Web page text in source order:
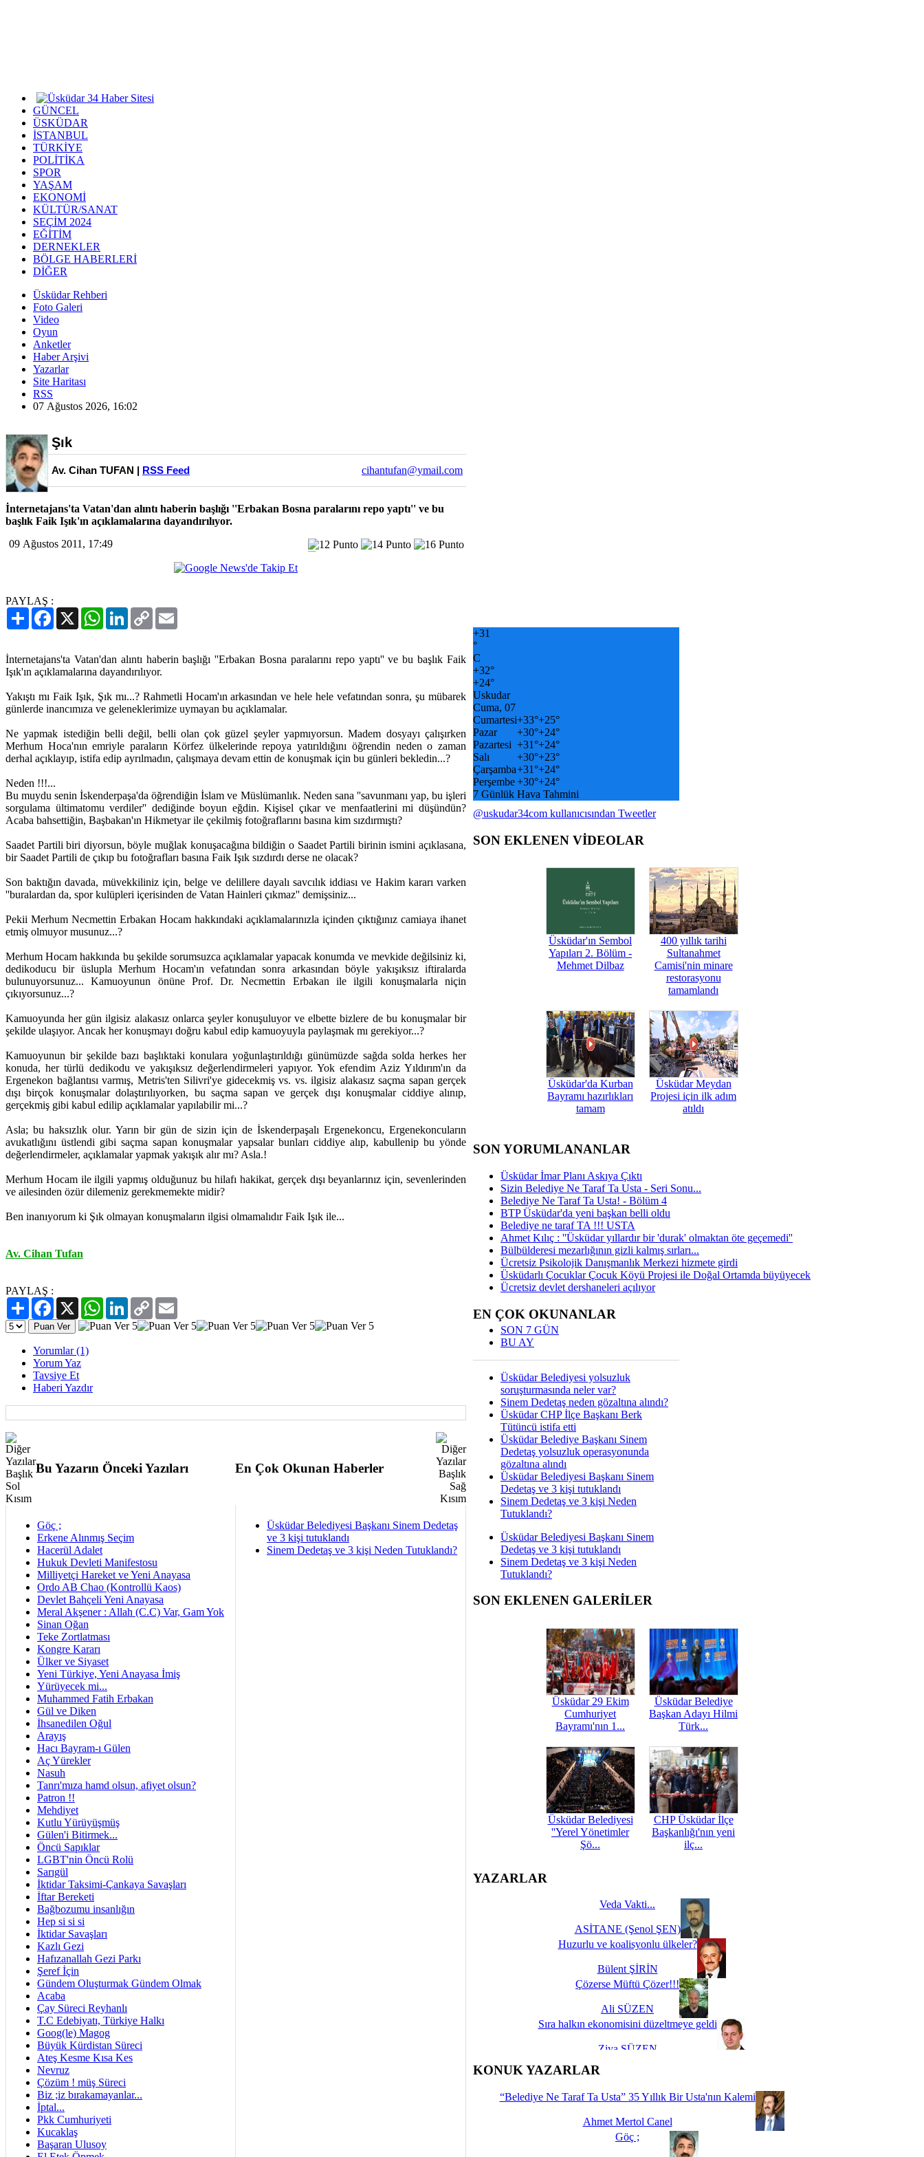
GÜNCEL
ÜSKÜDAR
İSTANBUL
TÜRKİYE
POLİTİKA
SPOR
YAŞAM
EKONOMİ
KÜLTÜR/SANAT
SEÇİM 2024
EĞİTİM
DERNEKLER
BÖLGE HABERLERİ
DİĞER
Üsküdar Rehberi
Foto Galeri
Video
Oyun
Anketler
Haber Arşivi
Yazarlar
Site Haritası
RSS
07 Ağustos 2026, 16:02
Şık
Av. Cihan TUFAN | RSS Feed cihantufan@ymail.com
İnternetajans'ta Vatan'dan alıntı haberin başlığı ''Erbakan Bosna paralarını repo yaptı'' ve bu
başlık Faik Işık'ın açıklamalarına dayandırılıyor.
09 Ağustos 2011, 17:49
PAYLAŞ :
PaylaşFacebook
X WhatsAppLinkedIn
Copy
Link
İnternetajans'ta Vatan'dan alıntı haberin başlığı ''Erbakan Bosna paralarını repo yaptı'' ve bu başlık Faik
Işık'ın açıklamalarına dayandırılıyor.
Yakıştı mı Faik Işık, Şık mı...? Rahmetli Hocam'ın arkasından ve hele hele vefatından sonra, şu mübarek
günlerde inancımıza ve geleneklerimize uymayan bu açıklamalar.
Ne yapmak istediğin belli değil, belli olan çok güzel şeyler yapmıyorsun. Madem dosyayı çalışırken
Merhum Hoca'nın emriyle paraların Körfez ülkelerinde repoya yatırıldığını öğrendin neden o zaman
derhal açıklayıp, istifa edip ayrılmadın, çalışmaya devam ettin de konuşmak için bu günleri bekledin...?
Neden !!!...
Bu muydu senin İskenderpaşa'da öğrendiğin İslam ve Müslümanlık. Neden sana ''savunmanı yap, bu işleri
sorgulama ültimatomu verdiler'' dediğinde boyun eğdin. Kişisel çıkar ve menfaatlerini mi düşündün?
Acaba bahsettiğin, Başbakan'ın Hikmetyar ile çekilmiş fotoğraflarını basına kim sızdırmıştı?
Saadet Partili biri diyorsun, böyle muğlak konuşacağına bildiğin o Saadet Partili birinin ismini açıklasana,
bir Saadet Partili de çıkıp bu fotoğrafları basına Faik Işık sızdırdı derse ne olacak?
Son baktığın davada, müvekkiliniz için, belge ve delillere dayalı savcılık iddiası ve Hakim kararı varken
''buralardan da, spor kulüpleri içerisinden de Vatan Hainleri çıkmaz'' demişsiniz...
Pekii Merhum Necmettin Erbakan Hocam hakkındaki açıklamalarınızla içinden çıktığınız camiaya ihanet
etmiş olmuyor musunuz...?
Merhum Hocam hakkında bu şekilde sorumsuzca açıklamalar yapacak konumda ve mevkide değilsiniz ki,
dedikoducu bir üslupla Merhum Hocam'ın vefatından sonra arkasından böyle yakışıksız iftiralarda
bulunuyorsunuz... Kamuoyunun önüne Prof. Dr. Necmettin Erbakan ile ilgili konuşmalarla niçin
çıkıyorsunuz...?
Kamuoyunda her gün ilgisiz alakasız onlarca şeyler konuşuluyor ve elbette bizlere de bu konuşmalar bir
şekilde ulaşıyor. Ancak her konuşmayı doğru kabul edip kamuoyuyla paylaşmak mı gerekiyor...?
Kamuoyunun bir şekilde bazı başlıktaki konulara yoğunlaştırıldığı günümüzde sağda solda herkes her
konuda, her türlü dedikodu ve yakışıksız değerlendirmeleri yapıyor. Yok efendim Aziz Yıldırım'ın da
Ergenekon bağlantısı varmış, Metris'ten Silivri'ye gidecekmiş vs. vs. ilgisiz alakasız saçma sapan gerçek
dışı birçok konuşmalar dolaştırılıyorken, bu saçma sapan ve gerçek dışı konuşmalar ciddiye alınıp,
gerçekmiş gibi kabul edilip açıklamalar yapılabilir mi...?
Asla; bu haksızlık olur. Yarın bir gün de sizin için de İskenderpaşalı Ergenekoncu, Ergenekoncuların
avukatlığını üstlendi gibi saçma sapan konuşmalar yapsalar bunları ciddiye alıp, kabullenip bu yönde
değerlendirmeler, açıklamalar yapmak yakışık alır mı? Asla.!
Merhum Hocam ile ilgili yapmış olduğunuz bu hilafı hakikat, gerçek dışı beyanlarınız için, sevenlerinden
ve ailesinden özür dilemeniz gerekmemekte midir?
Ben inanıyorum ki Şık olmayan konuşmaların ilgisi olmamalıdır Faik Işık ile...
Av. Cihan Tufan
PAYLAŞ :
PaylaşFacebook
X WhatsAppLinkedIn
Copy
Link
Yorumlar (1)
Yorum Yaz
Tavsiye Et
Haberi Yazdır
Bu Yazarın Önceki Yazıları En Çok Okunan Haberler
Göç ;
Erkene Alınmış Seçim
Hacerül Adalet
Hukuk Devleti Manifestosu
Milliyetçi Hareket ve Yeni Anayasa
Ordo AB Chao (Kontrollü Kaos)
Devlet Bahçeli Yeni Anayasa
Meral Akşener : Allah (C.C) Var, Gam Yok
Sinan Oğan
Teke Zortlatması
Kongre Kararı
Ülker ve Siyaset
Yeni Türkiye, Yeni Anayasa İmiş
Yürüyecek mi...
Muhammed Fatih Erbakan
Gül ve Diken
İhsanedilen Oğul
Arayış
Hacı Bayram-ı Gülen
Aç Yürekler
Nasuh
Tanrı'mıza hamd olsun, afiyet olsun?
Patron !!
Mehdiyet
Kutlu Yürüyüşmüş
Gülen'i Bitirmek...
Öncü Sapıklar
LGBT'nin Öncü Rolü
Sarıgül
İktidar Taksimi-Çankaya Savaşları
İftar Bereketi
Bağbozumu insanlığın
Hep si si si
İktidar Savaşları
Kazlı Gezi
Hafızanallah Gezi Parkı
Şeref İçin
Gündem Oluşturmak Gündem Olmak
Acaba
Çay Süreci Reyhanlı
T.C Edebiyatı, Türkiye Halkı
Goog(le) Magog
Büyük Kürdistan Süreci
Ateş Kesme Kısa Kes
Nevruz
Çözüm ! müş Süreci
Biz ;iz bırakamayanlar...
İptal...
Pkk Cumhuriyeti
Kucaklaş
Başaran Ulusoy
Üsküdar Belediyesi Başkanı Sinem Dedetaş
ve 3 kişi tutuklandı
Sinem Dedetaş ve 3 kişi Neden Tutuklandı?
+31
°
C
+32°
+24°
Uskudar
Cuma, 07
Cumartesi+33°+25°
Pazar
+30°+24°
Pazartesi +31°+24°
Salı
+30°+23°
Çarşamba+31°+24°
Perşembe+30°+24°
7 Günlük Hava Tahmini
@uskudar34com kullanıcısından Tweetler
SON EKLENEN VİDEOLAR
Üsküdar'ın Sembol
Yapıları 2. Bölüm -
Mehmet Dilbaz
400 yıllık tarihi
Sultanahmet
Camisi'nin minare
restorasyonu
tamamlandı
Üsküdar'da Kurban
Bayramı hazırlıkları
tamam
Üsküdar Meydan
Projesi için ilk adım
atıldı
SON YORUMLANANLAR
Üsküdar İmar Planı Askıya Çıktı
Sizin Belediye Ne Taraf Ta Usta - Seri Sonu...
Belediye Ne Taraf Ta Usta! - Bölüm 4
BTP Üsküdar'da yeni başkan belli oldu
Belediye ne taraf TA !!! USTA
Ahmet Kılıç : ''Üsküdar yıllardır bir 'durak' olmaktan öte geçemedi''
Bülbülderesi mezarlığının gizli kalmış sırları...
Ücretsiz Psikolojik Danışmanlık Merkezi hizmete girdi
Üsküdarlı Çocuklar Çocuk Köyü Projesi ile Doğal Ortamda büyüyecek
Ücretsiz devlet dershaneleri açılıyor
EN ÇOK OKUNANLAR
SON 7 GÜN
BU AY
Üsküdar Belediyesi yolsuzluk
soruşturmasında neler var?
Sinem Dedetaş neden gözaltına alındı?
Üsküdar CHP İlçe Başkanı Berk
Tütüncü istifa etti
Üsküdar Belediye Başkanı Sinem
Dedetaş yolsuzluk operasyonunda
gözaltına alındı
Üsküdar Belediyesi Başkanı Sinem
Dedetaş ve 3 kişi tutuklandı
Sinem Dedetaş ve 3 kişi Neden
Tutuklandı?
Üsküdar Belediyesi Başkanı Sinem
Dedetaş ve 3 kişi tutuklandı
Sinem Dedetaş ve 3 kişi Neden
Tutuklandı?
SON EKLENEN GALERİLER
Üsküdar 29 Ekim
Cumhuriyet
Bayramı'nın 1...
Üsküdar Belediye
Başkan Adayı Hilmi
Türk...
Üsküdar Belediyesi
''Yerel Yönetimler
Şö...
CHP Üsküdar İlçe
Başkanlığı'nın yeni
ilç...
YAZARLAR
Veda Vakti...
ASİTANE (Şenol ŞEN)
Huzurlu ve koalisyonlu ülkeler?
Bülent ŞİRİN
Çözerse Müftü Çözer!!!
Ali SÜZEN
Sıra halkın ekonomisini düzeltmeye geldi
Ziya SÜZEN
İşte Biz buyuz...
KONUK YAZARLAR
“Belediye Ne Taraf Ta Usta” 35 Yıllık Bir Usta'nın Kalemi
Ahmet Mertol Canel
Göç ;